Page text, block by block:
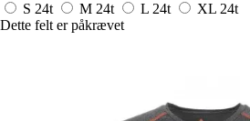
S 24t M 24t L 24t XL 24t
Dette felt er påkrævet